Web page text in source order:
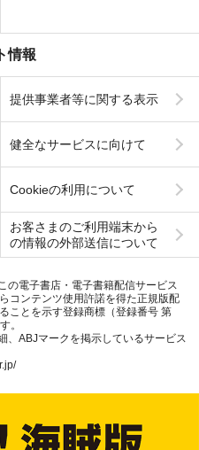
情報
提供事業者等に関する表示
健全なサービスに向けて
Cookieの利用について
お客さまのご利用端末から
の情報の外部送信について
の電子書店・電子書籍配信サービス
コンテンツ使用許諾を得た正規版配
ことを示す登録商標（登録番号 第
。
、ABJマークを掲示しているサービス